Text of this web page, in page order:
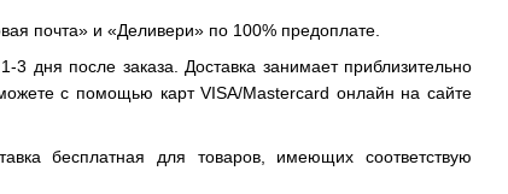
почта» и «Деливери» по 100% предоплате.
3 дня после заказа. Доставка занимает приблизительно
с помощью карт VISA/Mastercard онлайн на сайте
бесплатная для товаров, имеющих соответствую